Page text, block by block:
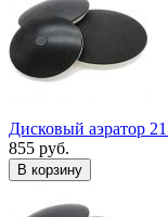
Дисковый аэратор
855 руб.
В корзину